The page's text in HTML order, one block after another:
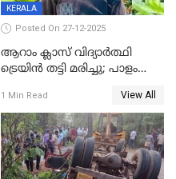
KERALA
Posted On 27-12-2025
ആറാം ക്ലാസ് വിദ്യാർത്ഥി
ട്രെയിൻ തട്ടി മരിച്ചു; പാളം
അപകടം മലപ്പുറത്ത്
1 Min Read View All